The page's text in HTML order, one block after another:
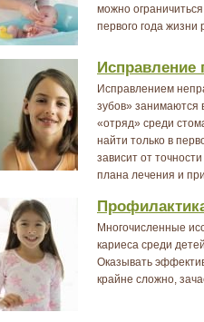
можно
первого года жизни
Исправление
Исправлением
зубов» занимаются
«отряд» среди
найти только в
зависит от
плана лечения и
Многочисленные
кариеса среди
Оказывать
крайне сложно,